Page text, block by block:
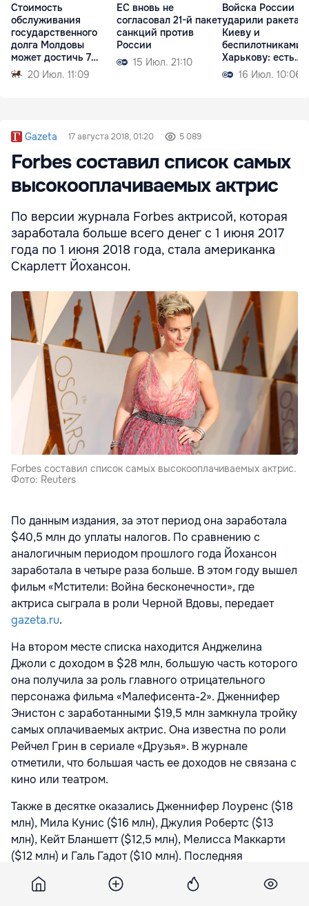
Стоимость
обслуживания
государственного
долга Молдовы
может достичь 7
млрд леев
20 Июл. 11:09
ЕС вновь не
согласовал 21-й пакет
санкций против
России
15 Июл. 21:10
Войска России
ударили
Киеву и
беспилотниками
Харькову: есть
жертвы16 Июл. 10:06
Gazeta 17 августа 2018, 01:20 5 089
Forbes составил список самых
высокооплачиваемых актрис
По версии журнала Forbes актрисой, которая
заработала больше всего денег с 1 июня 2017
года по 1 июня 2018 года, стала американка
Скарлетт Йохансон.
Forbes составил список самых высокооплачиваемых актрис.
Фото: Reuters
По данным издания, за этот период она заработала
$40,5 млн до уплаты налогов. По сравнению с
аналогичным периодом прошлого года Йохансон
заработала в четыре раза больше. В этом году вышел
фильм «Мстители: Война бесконечности», где
актриса сыграла в роли Черной Вдовы, передает
gazeta.ru.
На втором месте списка находится Анджелина
Джоли с доходом в $28 млн, большую часть которого
она получила за роль главного отрицательного
персонажа фильма «Малефисента-2». Дженнифер
Энистон с заработанными $19,5 млн замкнула тройку
самых оплачиваемых актрис. Она известна по роли
Рейчел Грин в сериале «Друзья». В журнале
отметили, что большая часть ее доходов не связана с
кино или театром.
Также в десятке оказались Дженнифер Лоуренс ($18
млн), Мила Кунис ($16 млн), Джулия Робертс ($13
млн), Кейт Бланшетт ($12,5 млн), Мелисса Маккарти
($12 млн) и Галь Гадот ($10 млн). Последняя
оказалась единственной актрисой, которая впервые
попала в рейтинг.